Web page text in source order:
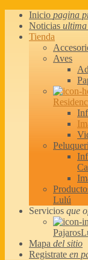
Inicio pagina
Noticias
Tienda
Aves
Lulú
Servicios que
Mapa del sitio
Registrate en